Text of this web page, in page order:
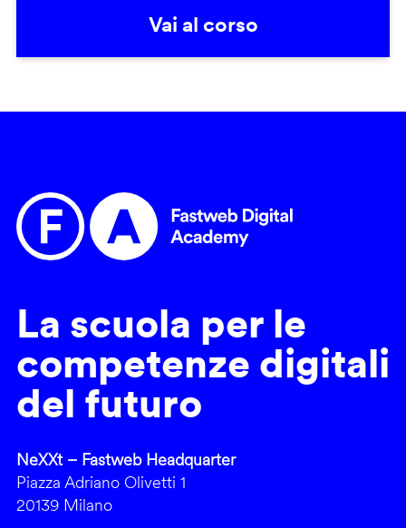
Vai al corso
La scuola per le
competenze digitali
del futuro
NeXXt – Fastweb Headquarter
Piazza Adriano Olivetti 1
20139 Milano